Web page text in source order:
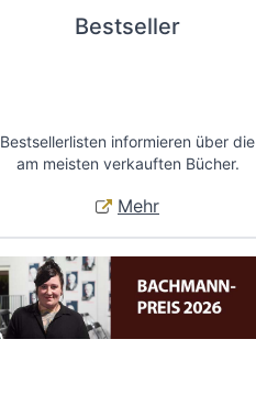
Bestseller
Bestsellerlisten informieren über die
am meisten verkauften Bücher.
Mehr